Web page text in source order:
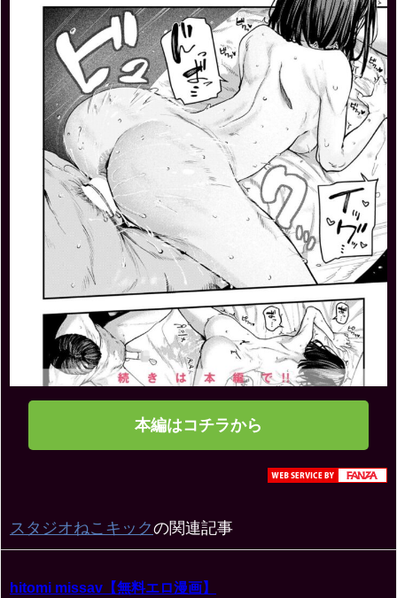
本編はコチラから
スタジオねこキックの関連記事
hitomi missav【無料エロ漫画】